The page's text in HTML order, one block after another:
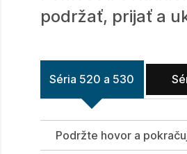
podržať, prijať a
Séria 520 a 530
Podržte hovor a